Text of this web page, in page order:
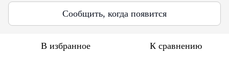
Сообщить, когда появится
В избранное К сравнению